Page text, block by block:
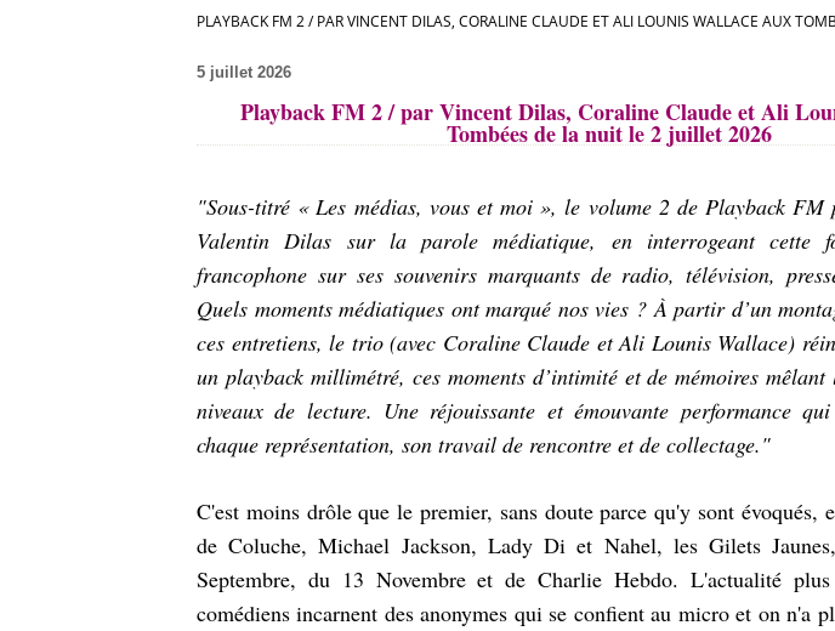
PLAYBACK FM 2 / PAR VINCENT DILAS, CORALINE CLAUDE ET ALI LOUNIS WALLACE AUX
5 juillet 2026
Playback FM 2 / par Vincent Dilas, Coraline Claude et Ali
Tombées de la nuit le 2 juillet 2026
"Sous-titré « Les médias, vous et moi », le volume 2 de Playback
Valentin Dilas sur la parole médiatique, en interrogeant cette
francophone sur ses souvenirs marquants de radio, télévision,
Quels moments médiatiques ont marqué nos vies ? À partir d’un
ces entretiens, le trio (avec Coraline Claude et Ali Lounis Wallace)
un playback millimétré, ces moments d’intimité et de mémoires
niveaux de lecture. Une réjouissante et émouvante performance
chaque représentation, son travail de rencontre et de collectage."
C'est moins drôle que le premier, sans doute parce qu'y sont évoqués,
de Coluche, Michael Jackson, Lady Di et Nahel, les Gilets
Septembre, du 13 Novembre et de Charlie Hebdo. L'actualité
comédiens incarnent des anonymes qui se confient au micro et on n'a